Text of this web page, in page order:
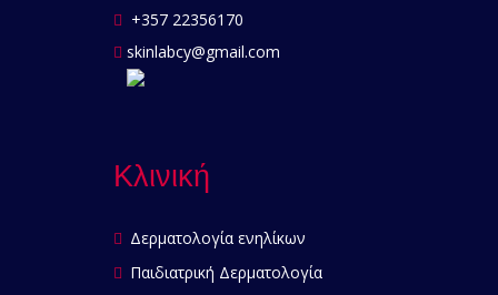
+357 22356170
skinlabcy@gmail.com
Κλινική
Δερματολογία ενηλίκων
Παιδιατρική Δερματολογία